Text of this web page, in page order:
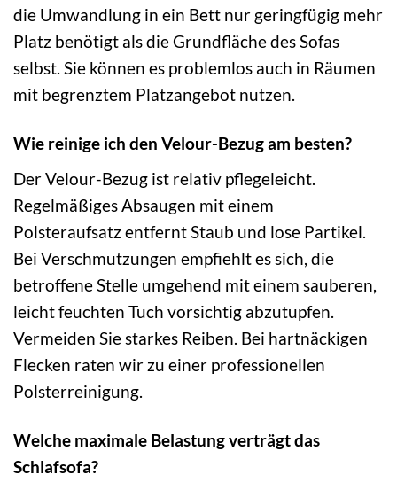
die Umwandlung in ein Bett nur geringfügig mehr
Platz benötigt als die Grundfläche des Sofas
selbst. Sie können es problemlos auch in Räumen
mit begrenztem Platzangebot nutzen.
Wie reinige ich den Velour-Bezug am besten?
Der Velour-Bezug ist relativ pflegeleicht.
Regelmäßiges Absaugen mit einem
Polsteraufsatz entfernt Staub und lose Partikel.
Bei Verschmutzungen empfiehlt es sich, die
betroffene Stelle umgehend mit einem sauberen,
leicht feuchten Tuch vorsichtig abzutupfen.
Vermeiden Sie starkes Reiben. Bei hartnäckigen
Flecken raten wir zu einer professionellen
Polsterreinigung.
Welche maximale Belastung verträgt das
Schlafsofa?